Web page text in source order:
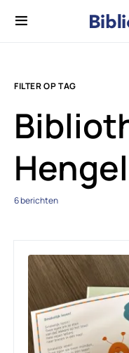
FILTER OP TAG
6 berichten